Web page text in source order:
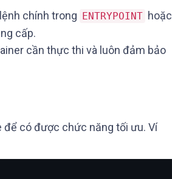
chính trong ENTRYPOINT hoặc
cấp.
cần thực thi và luôn đảm bảo
có được chức năng tối ưu. Ví